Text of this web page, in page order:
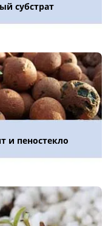
субстрат
и пеностекло